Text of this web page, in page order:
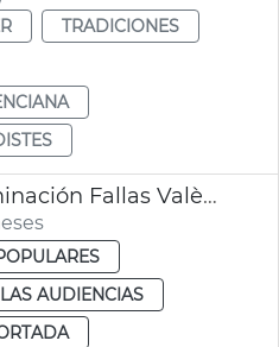
TRADICIONES
Subvenciones iluminación Fallas València
AUDIENCIAS